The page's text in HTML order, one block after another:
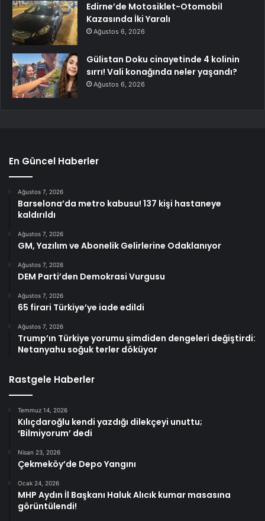
Edirne’de Motosiklet-Otomobil
Kazasında İki Yaralı
Ağustos 6, 2026
Gülistan Doku cinayetinde 4 kolinin
sırrı! Vali konağında neler yaşandı?
Ağustos 6, 2026
En Güncel Haberler
Ağustos 7, 2026
Barselona’da metro kabusu! 137 kişi hastaneye
kaldırıldı
Ağustos 7, 2026
GM, Yazılım ve Abonelik Gelirlerine Odaklanıyor
Ağustos 7, 2026
DEM Parti’den Demokrasi Vurgusu
Ağustos 7, 2026
65 firari Türkiye’ye iade edildi
Ağustos 7, 2026
Trump’ın Türkiye yorumu şimdiden dengeleri değiştirdi:
Netanyahu soğuk terler döküyor
Rastgele Haberler
Temmuz 14, 2026
Kılıçdaroğlu kendi yazdığı dilekçeyi unuttu;
‘Bilmiyorum’ dedi
Nisan 23, 2026
Çekmeköy’de Depo Yangını
Ocak 24, 2026
MHP Aydın İl Başkanı Haluk Alıcık kumar masasına
görüntülendi!